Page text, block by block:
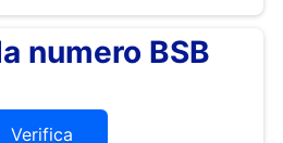
numero BSB
Verifica